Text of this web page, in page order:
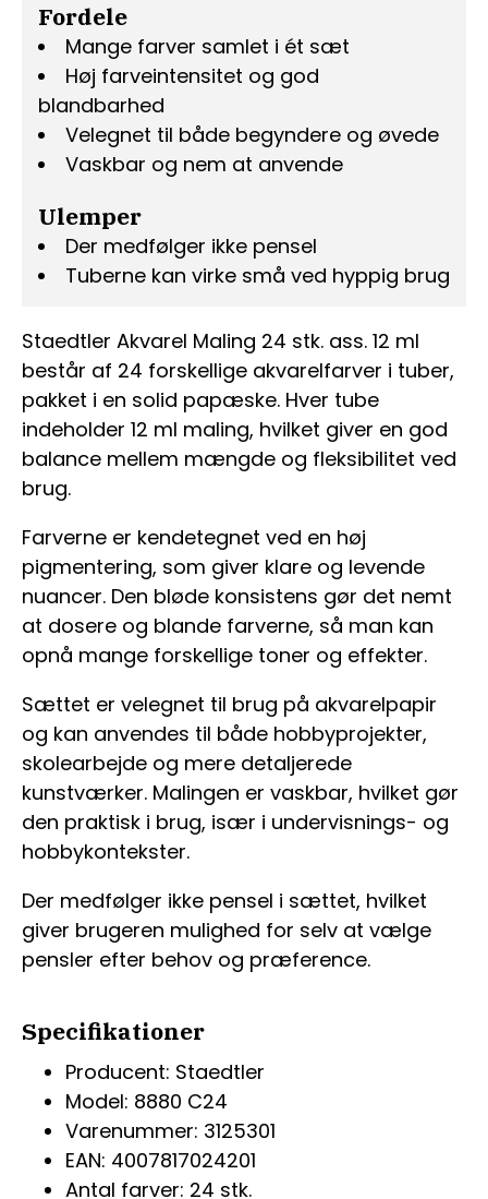
Staedtler Akvarel Maling 24 stk. ass. 12 ml
består af 24 forskellige akvarelfarver i tuber,
pakket i en solid papæske. Hver tube
indeholder 12 ml maling, hvilket giver en god
balance mellem mængde og fleksibilitet ved
brug.
Farverne er kendetegnet ved en høj
pigmentering, som giver klare og levende
nuancer. Den bløde konsistens gør det nemt
at dosere og blande farverne, så man kan
opnå mange forskellige toner og effekter.
Sættet er velegnet til brug på akvarelpapir
og kan anvendes til både hobbyprojekter,
skolearbejde og mere detaljerede
kunstværker. Malingen er vaskbar, hvilket gør
den praktisk i brug, især i undervisnings- og
hobbykontekster.
Der medfølger ikke pensel i sættet, hvilket
giver brugeren mulighed for selv at vælge
pensler efter behov og præference.
Fordele
Mange farver samlet i ét sæt
Høj farveintensitet og god
blandbarhed
Velegnet til både begyndere og øvede
Vaskbar og nem at anvende
Ulemper
Der medfølger ikke pensel
Tuberne kan virke små ved hyppig brug
Specifikationer
Producent: Staedtler
Model: 8880 C24
Varenummer: 3125301
EAN: 4007817024201
Antal farver: 24 stk.